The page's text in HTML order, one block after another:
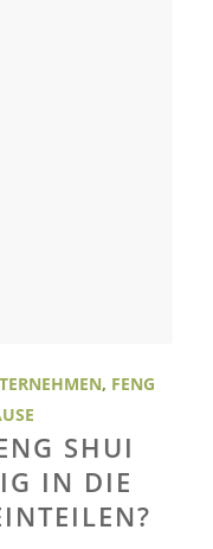
, FENG
SHUI
IN DIE